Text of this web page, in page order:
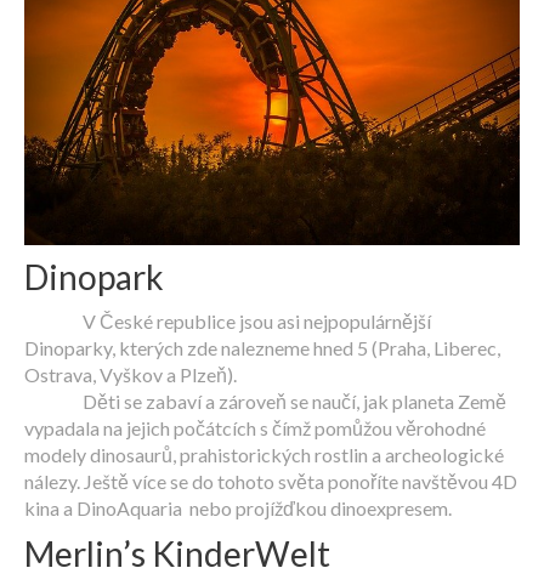
Dinopark
V České republice jsou asi nejpopulárnější
Dinoparky, kterých zde nalezneme hned 5 (Praha, Liberec,
Ostrava, Vyškov a Plzeň).
Děti se zabaví a zároveň se naučí, jak planeta Země
vypadala na jejich počátcích s čímž pomůžou věrohodné
modely dinosaurů, prahistorických rostlin a archeologické
nálezy. Ještě více se do tohoto světa ponoříte navštěvou 4D
kina a DinoAquaria nebo projížďkou dinoexpresem.
Merlin’s KinderWelt